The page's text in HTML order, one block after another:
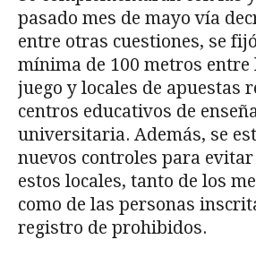
pasado mes de mayo vía
entre otras cuestiones, se
mínima de 100 metros entre
juego y locales de apuestas
centros educativos de
universitaria. Además, se
nuevos controles para evitar
estos locales, tanto de los
como de las personas
registro de prohibidos.